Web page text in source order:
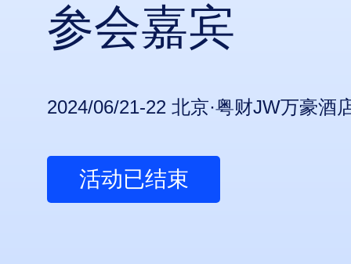
参会嘉宾
2024/06/21-22 北京·粤财JW万豪酒
活动已结束